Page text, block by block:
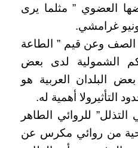
العضوي ” مثلما يرى
غرامشي.
وعن قيم ” الطاعة
الشمولية لدى بعض
البلدان العربية هو
التأثيرولا أهمية له.
للروائي الطاهر
من روائي مكرس عن